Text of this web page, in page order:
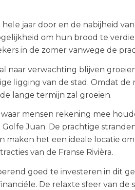
jaar door en de nabijheid
om hun brood te
in de zomer vanwege de
naar verwachting blijven
ligging van de stad. Omdat de
lange termijn zal groeien.
mensen rekening mee
Juan. De prachtige
het een ideale locatie
van de Franse Rivièra.
goed te investeren in dit
De relaxte sfeer van